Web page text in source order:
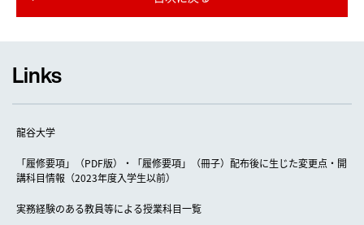
Links
龍谷大学
「履修要項」（PDF版）・「履修要項」（冊子）配布後に生じた変更点・開
講科目情報（2023年度入学生以前）
実務経験のある教員等による授業科目一覧